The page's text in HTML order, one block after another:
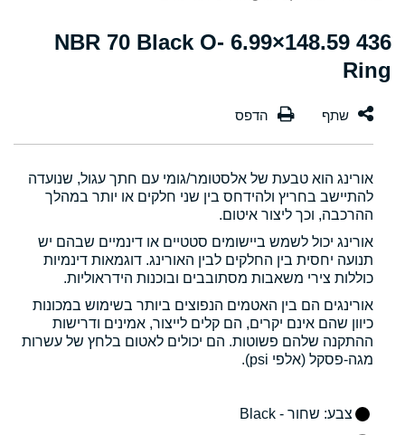
436 148.59×6.99 NBR 70 Black O-
Ring
אורינג הוא טבעת של אלסטומר/גומי עם חתך עגול, שנועדה
להתיישב בחריץ ולהידחס בין שני חלקים או יותר במהלך
ההרכבה, וכך ליצור איטום.
אורינג יכול לשמש ביישומים סטטיים או דינמיים שבהם יש
תנועה יחסית בין החלקים לבין האורינג. דוגמאות דינמיות
כוללות צירי משאבות מסתובבים ובוכנות הידראוליות.
אורינגים הם בין האטמים הנפוצים ביותר בשימוש במכונות
כיוון שהם אינם יקרים, הם קלים לייצור, אמינים ודרישות
ההתקנה שלהם פשוטות. הם יכולים לאטום בלחץ של עשרות
מגה-פסקל (אלפי psi).
צבע: שחור - Black